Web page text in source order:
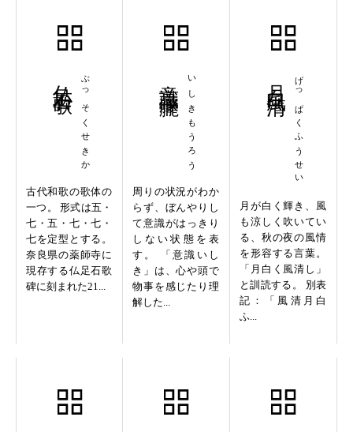
ぶっそくせきか
古代和歌の歌体の
一つ。 形式は五・
七・五・七・七・
七を定型とする。
奈良県の薬師寺に
現存する仏足石歌
碑に刻まれた21...
いしきもうろう
周りの状況がわか
らず、ぼんやりし
て意識がはっきり
しない状態を表
す。 「意識いし
き」は、心や頭で
物事を感じたり理
解した...
げっぱくふうせい
月が白く輝き、風
も涼しく吹いてい
る、秋の夜の風情
を形容する言葉。
「月白く風清し」
と訓読する。 別表
記：「風清月白
ふ...